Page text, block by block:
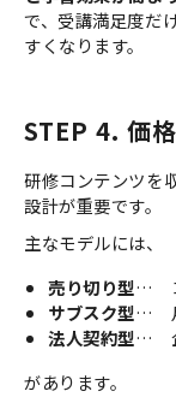
で、受講満足度だ
すくなります。
STEP 4. 価
研修コンテンツを
設計が重要です。
主なモデルには、
売り切り型… コ
サブスク型… 月
法人契約型…
があります。